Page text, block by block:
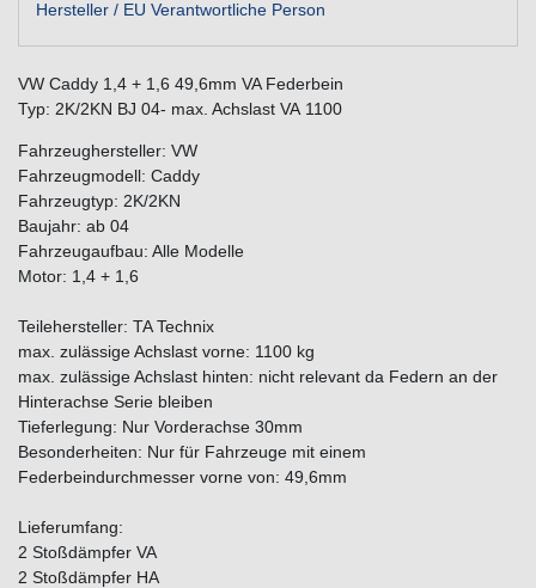
Hersteller / EU Verantwortliche Person
VW Caddy 1,4 + 1,6 49,6mm VA Federbein
Typ: 2K/2KN BJ 04- max. Achslast VA 1100
Fahrzeughersteller: VW
Fahrzeugmodell: Caddy
Fahrzeugtyp: 2K/2KN
Baujahr: ab 04
Fahrzeugaufbau: Alle Modelle
Motor: 1,4 + 1,6
Teilehersteller: TA Technix
max. zulässige Achslast vorne: 1100 kg
max. zulässige Achslast hinten: nicht relevant da Federn an der
Hinterachse Serie bleiben
Tieferlegung: Nur Vorderachse 30mm
Besonderheiten: Nur für Fahrzeuge mit einem
Federbeindurchmesser vorne von: 49,6mm
Lieferumfang:
2 Stoßdämpfer VA
2 Stoßdämpfer HA